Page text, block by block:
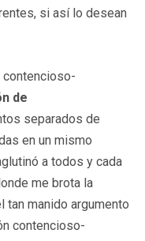
si así lo desean
contencioso-
de
separados de
en un mismo
a todos y cada
me brota la
tan manido argumento
contencioso-